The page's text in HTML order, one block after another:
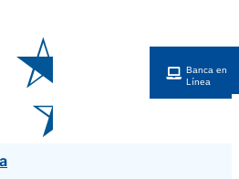
Banca en
Línea